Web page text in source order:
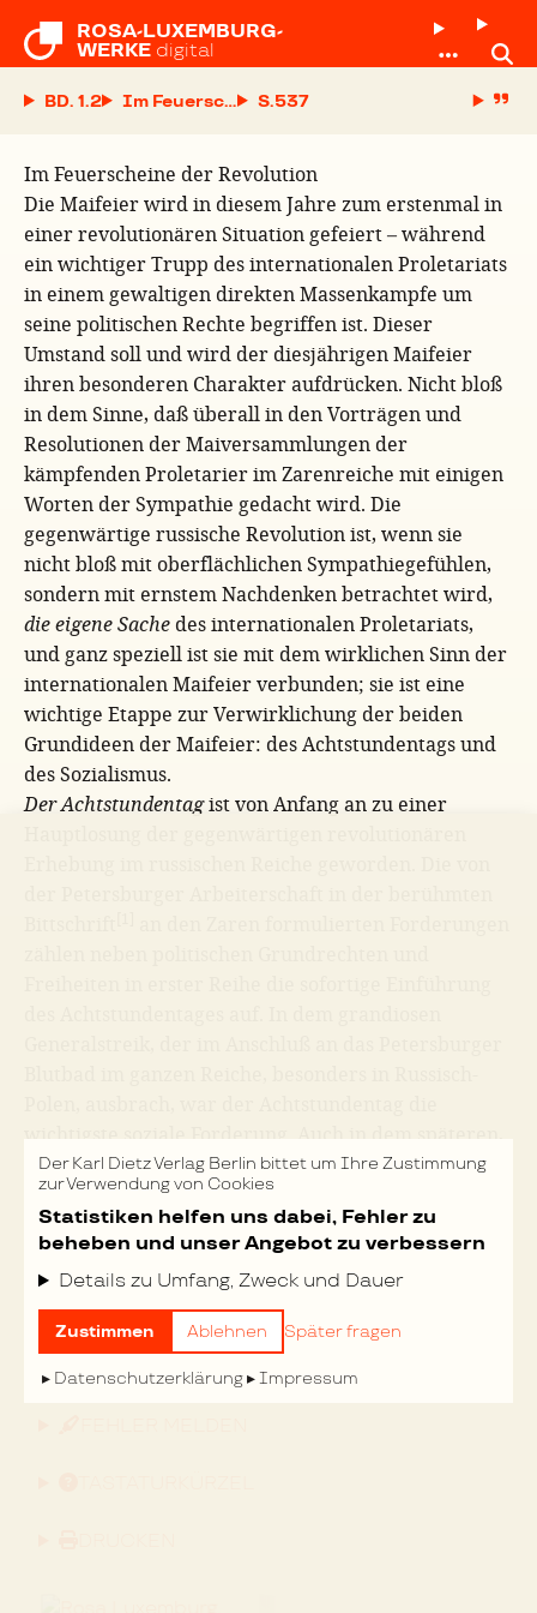
Der Karl Dietz Verlag Berlin bittet um Ihre Zustimmung
zur Verwendung von Cookies
Statistiken helfen uns dabei, Fehler zu
beheben und unser Angebot zu verbessern
Details zu Umfang, Zweck und Dauer
Zustimmen Ablehnen Später fragen
Datenschutzerklärung Impressum
ROSA-LUXEMBURG-
WERKE digital
BD. 1.2 Im Feuerscheine der Revolution
S.
Im Feuerscheine der Revolution
Die Maifeier wird in diesem Jahre zum erstenmal in
einer revolutionären Situation gefeiert – während
ein wichtiger Trupp des internationalen Proletariats
in einem gewaltigen direkten Massenkampfe um
seine politischen Rechte begriffen ist. Dieser
Umstand soll und wird der diesjährigen Maifeier
ihren besonderen Charakter aufdrücken. Nicht bloß
in dem Sinne, daß überall in den Vorträgen und
Resolutionen der Maiversammlungen der
kämpfenden Proletarier im Zarenreiche mit einigen
Worten der Sympathie gedacht wird. Die
gegenwärtige russische Revolution ist, wenn sie
nicht bloß mit oberflächlichen Sympathiegefühlen,
sondern mit ernstem Nachdenken betrachtet wird,
die eigene Sache des internationalen Proletariats,
und ganz speziell ist sie mit dem wirklichen Sinn der
internationalen Maifeier verbunden; sie ist eine
wichtige Etappe zur Verwirklichung der beiden
Grundideen der Maifeier: des Achtstundentags und
des Sozialismus.
Der Achtstundentagist von Anfang an zu einer
wichtigste soziale Forderung. Auch in dem späteren,
zweiten Stadium der Streikbewegung, als der
allgemeine Ausstand als politische Kundgebung
vorläufig beendet wurde, um einer langen Reihe
partieller ökonomischer Streiks Platz zu machen,
auch hier
[1]Siehe S. 479, Fußnote 1.
Nächste Seite »